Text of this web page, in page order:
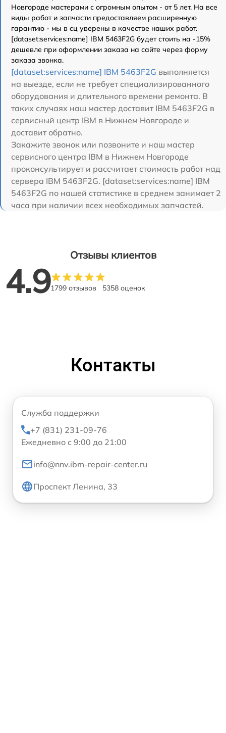
Новгороде мастерами с огромным опытом - от 5 лет. На все
виды работ и запчасти предоставляем расширенную
гарантию - мы в сц уверены в качестве наших работ.
[dataset:services:name] IBM 5463F2G будет стоить на -15%
дешевле при оформлении заказа на сайте через форму
заказа звонка.
[dataset:services:name] IBM 5463F2G выполняется
на выезде, если не требует специализированного
оборудования и длительного времени ремонта. В
таких случаях наш мастер доставит IBM 5463F2G в
сервисный центр IBM в Нижнем Новгороде и
доставит обратно.
Закажите звонок или позвоните и наш мастер
сервисного центра IBM в Нижнем Новгороде
проконсультирует и рассчитает стоимость работ над
сервера IBM 5463F2G. [dataset:services:name] IBM
5463F2G по нашей статистике в среднем занимает 2
часа при наличии всех необходимых запчастей.
Отзывы клиентов
4.91799 отзывов 5358 оценок
Контакты
Служба поддержки
+7 (831) 231-09-76
Ежедневно с 9:00 до 21:00
info@nnv.ibm-repair-center.ru
Проспект Ленина, 33